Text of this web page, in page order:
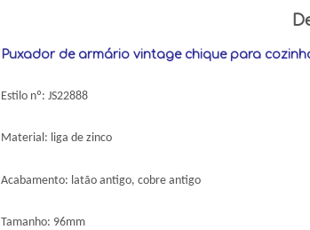
Puxador de armário vintage chique para
Estilo nº: JS22888
Material: liga de zinco
Acabamento: latão antigo, cobre antigo
Tamanho: 96mm